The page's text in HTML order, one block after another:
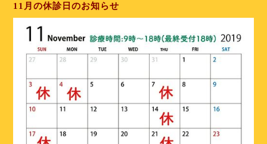
11月の休診日のお知らせ